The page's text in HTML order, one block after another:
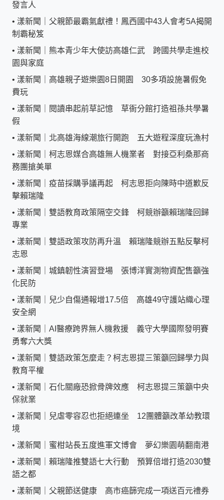
發言人
• 漾新聞｜父親節最霸氣獻禮！鳳西國中43人會考5A揭開
制霸秘笈
• 漾新聞｜熊本青少年大使訪高雄仁武 跨國共學走進校
園與家庭
• 漾新聞｜高雄親子遊樂園8日開園 30多項設施暑假免
費玩
• 漾新聞｜閱讀串起前草記憶 草衙分館打造祖孫共學暑
假
• 漾新聞｜北高雄海線潮旅行開跑 五大遊程深度玩漁村
• 漾新聞｜柯志恩媒合高雄無人機業者 對接亞利桑那商
務團搶美單
• 漾新聞｜疫苗採購爭議再起 柯志恩拒向陳時中道歉反
擊賴瑞隆
• 漾新聞｜雙語教育政策隔空交鋒 柯競辦籲賴瑞隆回歸
專業
• 漾新聞｜雙語政策攻防再升溫 賴瑞隆競辦五點反擊柯
志恩
• 漾新聞｜城鎮韌性演習登場 張博洋實測物資配售籲強
化民防
• 漾新聞｜兒少自傷通報增17.5倍 高雄49守護站織心理
安全網
• 漾新聞｜AI醫療跨界無人機救援 義守大學國際發明賽
勇奪六大獎
• 漾新聞｜雙語政策怎麼走？柯志恩提三策籲回歸學力與
教育平權
• 漾新聞｜石化關廠恐掀骨牌效應 柯志恩提三策籲中央
保就業
• 漾新聞｜兒虐零容忍也拒絕連坐 12團體籲改革幼教環
境
• 漾新聞｜蜜柑站長五度進軍文博會 夢幻樂園萌翻南港
• 漾新聞｜賴瑞隆推雙語七大行動 預算倍增打造2030雙
語之都
• 漾新聞｜父親節送健康 高市癌篩完成一項送百元禮券